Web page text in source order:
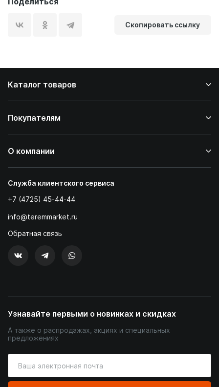
Скопировать ссылку
Каталог товаров
Покупателям
О компании
Служба клиентского сервиса
+7 (4725) 45-44-44
info@teremmarket.ru
Обратная связь
Узнавайте первыми о новинках и скидках
А также о распродажах, акциях и специальных
предложениях
ваш
адрес